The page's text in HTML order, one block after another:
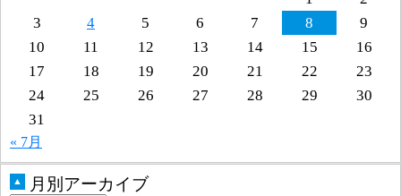
3
4 5 6 7 8
9
10
11 12 13 14 15
16
17
18 19 20 21 22
23
24
25 26 27 28 29
30
31
« 7月
▲ 月別アーカイブ